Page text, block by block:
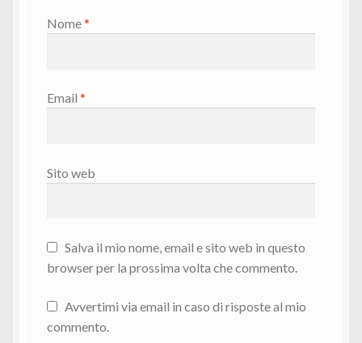
Nome*
Email *
Sito web
Salva il mio nome, email e sito web in questo
browser per la prossima volta che commento.
Avvertimi via email in caso di risposte al mio
commento.